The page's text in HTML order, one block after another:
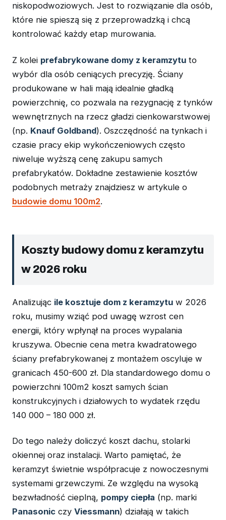
niskopodwoziowych. Jest to rozwiązanie dla osób,
które nie spieszą się z przeprowadzką i chcą
kontrolować każdy etap murowania.
Z kolei prefabrykowane domy z keramzytu to
wybór dla osób ceniących precyzję. Ściany
produkowane w hali mają idealnie gładką
powierzchnię, co pozwala na rezygnację z tynków
wewnętrznych na rzecz gładzi cienkowarstwowej
(np. Knauf Goldband). Oszczędność na tynkach i
czasie pracy ekip wykończeniowych często
niweluje wyższą cenę zakupu samych
prefabrykatów. Dokładne zestawienie kosztów
podobnych metraży znajdziesz w artykule o
budowie domu 100m2.
Koszty budowy domu z keramzytu
w 2026 roku
Analizując ile kosztuje dom z keramzytu w 2026
roku, musimy wziąć pod uwagę wzrost cen
energii, który wpłynął na proces wypalania
kruszywa. Obecnie cena metra kwadratowego
ściany prefabrykowanej z montażem oscyluje w
granicach 450-600 zł. Dla standardowego domu o
powierzchni 100m2 koszt samych ścian
konstrukcyjnych i działowych to wydatek rzędu
140 000 – 180 000 zł.
Do tego należy doliczyć koszt dachu, stolarki
okiennej oraz instalacji. Warto pamiętać, że
keramzyt świetnie współpracuje z nowoczesnymi
systemami grzewczymi. Ze względu na wysoką
bezwładność cieplną, pompy ciepła (np. marki
Panasonic czy Viessmann) działają w takich